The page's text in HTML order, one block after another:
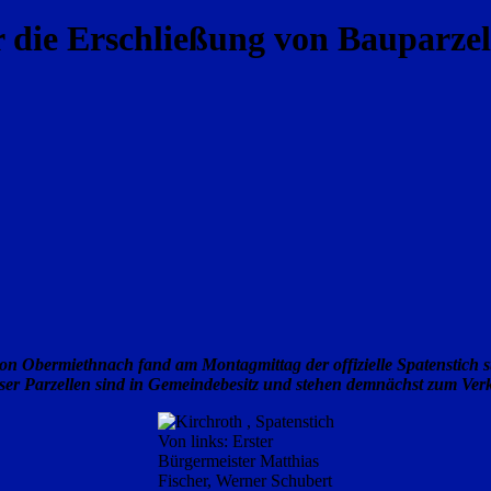
Erschließung von
Obermiethnach fand am Montagmittag der offizielle
Parzellen sind in Gemeindebesitz und stehen demnächst zum
Von links: Erster
Bürgermeister Matthias
Fischer, Werner Schubert